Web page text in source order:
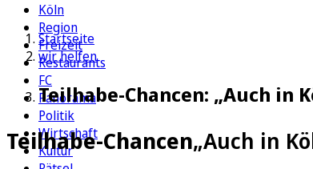
Köln
Region
Freizeit
Restaurants
FC
Panorama
Politik
Wirtschaft
Kultur
Startseite
wir helfen
Teilhabe-Chancen: „Auch in
Teilhabe-Chancen„Auch in